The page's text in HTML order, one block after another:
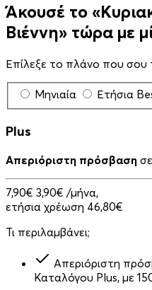
Άκουσέ το
Βιέννη» τώρα με
Επίλεξε το πλάνο που σου
Μηνιαία Ετήσια
Plus
Απεριόριστη πρόσβαση
7,90€ 3,90€ /μήνα,
ετήσια χρέωση 46,80€
Τι περιλαμβάνει;
Απεριόριστη
Καταλόγου Plus, με